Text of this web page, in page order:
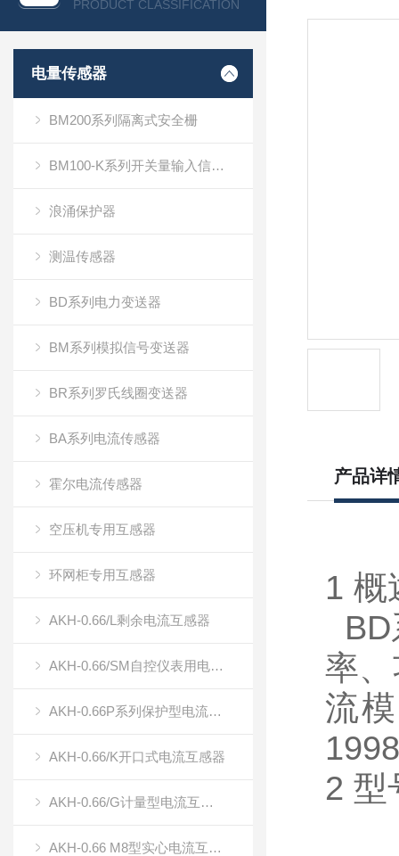
PRODUCT CLASSIFICATION
电量传感器
BM200系列隔离式安全栅
BM100-K系列开关量输入信号隔离器
浪涌保护器
测温传感器
BD系列电力变送器
BM系列模拟信号变送器
BR系列罗氏线圈变送器
BA系列电流传感器
霍尔电流传感器
空压机专用互感器
环网柜专用互感器
AKH-0.66/L剩余电流互感器
AKH-0.66/SM自控仪表用电流传感器（双绕组电流传感器）
AKH-0.66P系列保护型电流互感器
AKH-0.66/K开口式电流互感器
AKH-0.66/G计量型电流互感器
AKH-0.66 M8型实心电流互感器
产品详
1 概
BD
率
流
2 型